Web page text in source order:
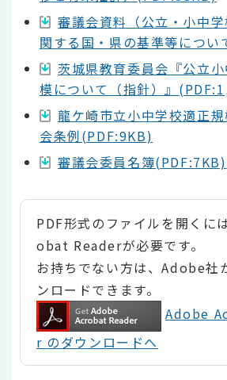
審議会資料（公立・小中
関する国・県の基準等につ
茨城県教育委員会『公立
模について（指針）』
龍ケ崎市立小中学校適正
会条例(PDF:9KB)
審議会委員名簿(PDF:7KB)
PDF形式のファイルを開くに
obat Readerが必要です。
お持ちでない方は、Adobe社
ンロードできます。
Adobe
r のダウンロードへ